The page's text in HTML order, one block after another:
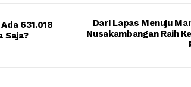
631.018
Saja?
Dari Lapas Menuju
Nusakambangan Raih